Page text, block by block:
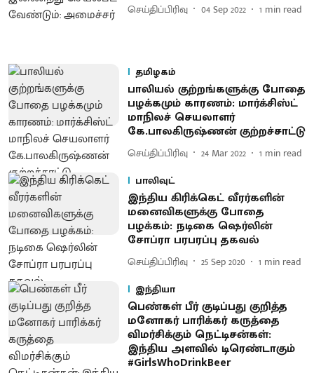
செய்திப்பிரிவு 04 Sep 2022 1 min read
தமிழகம்
பாலியல் குற்றங்களுக்கு போதை
பழக்கமும் காரணம்: மார்க்சிஸ்ட்
மாநிலச் செயலாளர்
கே.பாலகிருஷ்ணன் குற்றச்சாட்டு
செய்திப்பிரிவு 24 Mar 2022 1 min read
பாலிவுட்
இந்திய கிரிக்கெட் வீரர்களின்
மனைவிகளுக்கு போதை
பழக்கம்: நடிகை ஷெர்லின்
சோப்ரா பரபரப்பு தகவல்
செய்திப்பிரிவு 25 Sep 2020 1 min read
இந்தியா
பெண்கள் பீர் குடிப்பது குறித்த
மனோகர் பாரிக்கர் கருத்தை
விமர்சிக்கும் நெட்டிசன்கள்:
இந்திய அளவில் டிரெண்டாகும்
#GirlsWhoDrinkBeer